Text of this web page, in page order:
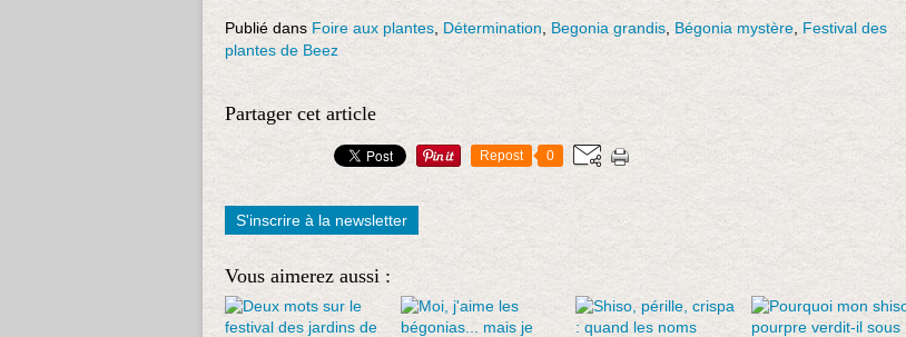
Publié dans Foire aux plantes Détermination Begonia grandis Bégonia mystère Festival des
plantes de Beez
Partager cet article
Repost 0
S'inscrire à la newsletter
Vous aimerez aussi :